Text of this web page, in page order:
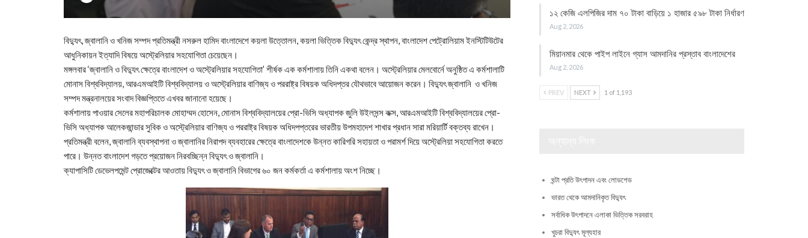
বিদ্যুৎ, জ্বালানি ও খনিজ সম্পদ প্রতিমন্ত্রী নসরুল হামিদ বাংলাদেশে কয়লা উত্তোলন, কয়লা ভিত্তিক বিদ্যুৎ কেন্দ্র স্থাপন, বাংলাদেশ পেট্রোলিয়াম ইনস্টিটিউটের
আধুনিকায়ন ইত্যাদি বিষয়ে অস্ট্রেলিয়ার সহযোগিতা চেয়েছেন।
মঙ্গলবার ‘জ্বালানি ও বিদ্যুৎ ক্ষেত্রে বাংলাদেশ ও অস্ট্রেলিয়ার সহযোগিতা’ শীর্ষক এক কর্মশালায় তিনি একথা বলেন। অস্ট্রেলিয়ার মেলবোর্নে অনুষ্ঠিত এ কর্মশালাটি
মোনাস বিশ্ববিদ্যালয়, আরএমআইটি বিশ্ববিদ্যালয় ও অস্ট্রেলিয়ার বাণিজ্য ও পররাষ্ট্র বিষয়ক অধিদপ্তর যৌথভাবে আয়োজন করেন। বিদ্যুৎ জ্বালানি ও খনিজ
সম্পদ মন্ত্রনালয়ের সংবাদ বিজ্ঞপ্তিতে এখবর জানানো হয়েছে।
কর্মশালায় পাওয়ার সেলের মহাপরিচালক মোহাম্মদ হোসেন, মোনাস বিশ্ববিদ্যালয়ের প্রো-ভিসি অধ্যাপক জুলি উইলসন্স কক্স, আরএমআইটি বিশ্ববিদ্যালয়ের প্রো-
ভিসি অধ্যাপক আলেকজান্ডার সুবিক ও অস্ট্রেলিয়ার বাণিজ্য ও পররাষ্ট্র বিষয়ক অধিদপপ্তরের ভারতীয় উপমহাদেশ শাখার প্রধান সারা মরিয়ার্টি বক্তব্য রাখেন।
প্রতিমন্ত্রী বলেন, জ্বালানি ব্যবস্থাপনা ও জ্বালানির নিরাপদ ব্যবহারের ক্ষেত্রে বাংলাদেশকে উন্নত কারিগরি সহায়তা ও পরামর্শ দিয়ে অস্ট্রেলিয়া সহযোগিতা করতে
পারে। উন্নত বাংলাদেশ গড়তে প্রয়োজন নিরবচ্ছিন্ন বিদ্যুৎ ও জ্বালানি।
ক্যাপাসিটি ডেভেলপমেন্ট প্রোজেক্টের আওতায় বিদ্যুৎ ও জ্বালানি বিভাগের ৬০ জন কর্মকর্তা এ কর্মশালায় অংশ নিচ্ছে।
১২ কেজি এলপিজির দাম ৭০ টাকা বাড়িয়ে ১ হাজার ৫৯৮ টাকা নির্ধারণ
Aug 2, 2026
মিয়ানমার থেকে পাইপ লাইনে গ্যাস আমদানির প্রস্তাব বাংলাদেশের
Aug 2, 2026
PREV NEXT 1 of 1,193
ঘন্টা প্রতি উৎপাদন এবং লোডশেড
ভারত থেকে আমদানিকৃত বিদ্যুৎ
সর্বাধিক উৎপাদনে এলাকা ভিত্তিক সরবরাহ
খুচরা বিদ্যুৎ মূল্যহার